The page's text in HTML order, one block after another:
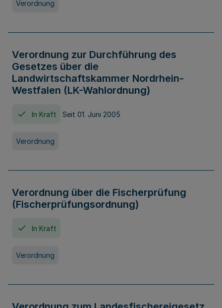
Verordnung
Verordnung zur Durchführung des
Gesetzes über die
Landwirtschaftskammer Nordrhein-
Westfalen (LK-Wahlordnung)
In Kraft Seit 01. Juni 2005
Verordnung
Verordnung über die Fischerprüfung
(Fischerprüfungsordnung)
In Kraft
Verordnung